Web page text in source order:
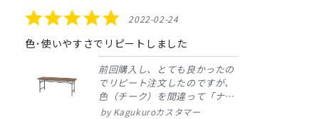
5.0
star
rating
2022-02-24
色･使いやすさでリピートしました
前回購入し、とても良かったの
でリピート注文したのですが、
色（チーク）を間違って「ナチ
ュラル」としてしまいました。
Kagukuroカスタマー